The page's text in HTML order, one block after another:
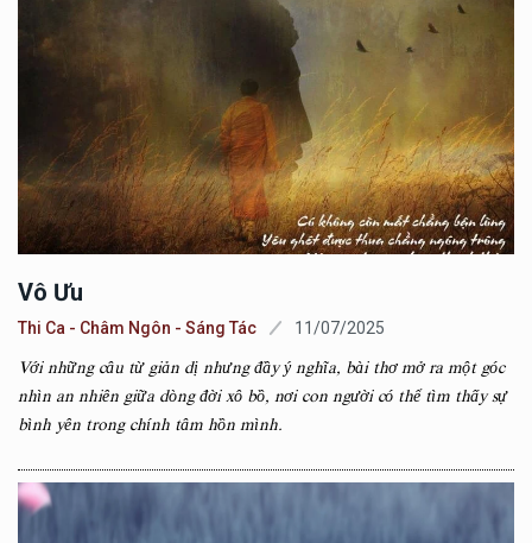
Vô Ưu
Thi Ca - Châm Ngôn - Sáng Tác 11/07/2025
Với những câu từ giản dị nhưng đầy ý nghĩa, bài thơ mở ra một góc
nhìn an nhiên giữa dòng đời xô bồ, nơi con người có thể tìm thấy sự
bình yên trong chính tâm hồn mình.